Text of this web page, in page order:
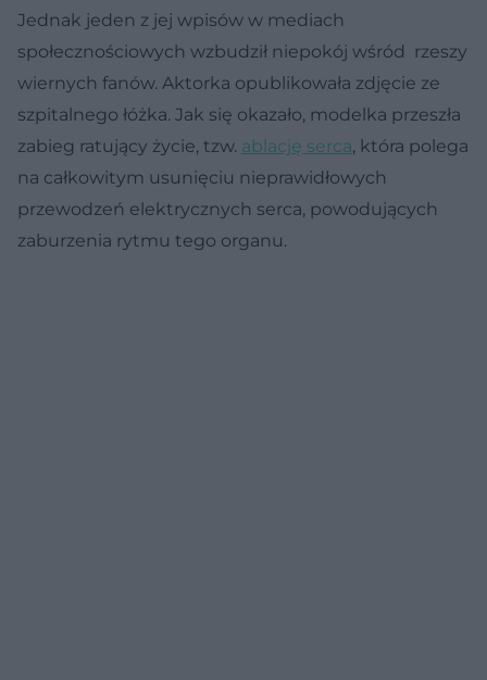
Jednak jeden z jej wpisów w mediach
społecznościowych wzbudził niepokój wśród rzeszy
wiernych fanów. Aktorka opublikowała zdjęcie ze
szpitalnego łóżka. Jak się okazało, modelka przeszła
zabieg ratujący życie, tzw. ablację serca, która polega
na całkowitym usunięciu nieprawidłowych
przewodzeń elektrycznych serca, powodujących
zaburzenia rytmu tego organu.